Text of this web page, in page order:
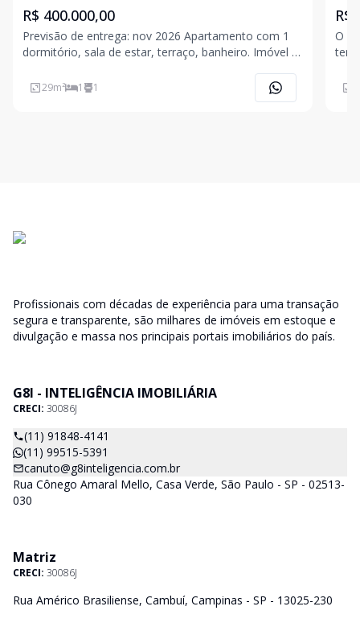
R$ 400.000,00
Previsão de entrega: nov 2026 Apartamento com 1
dormitório, sala de estar, terraço, banheiro. Imóvel já
com interessado
29m² 1 1
R$
O
tem
Profissionais com décadas de experiência para uma transação
segura e transparente, são milhares de imóveis em estoque e
divulgação e massa nos principais portais imobiliários do país.
G8I - INTELIGÊNCIA IMOBILIÁRIA
CRECI: 30086J
(11) 91848-4141
(11) 99515-5391
canuto@g8inteligencia.com.br
Rua Cônego Amaral Mello, Casa Verde, São Paulo - SP - 02513-
030
Matriz
CRECI: 30086J
Rua Américo Brasiliense, Cambuí, Campinas - SP - 13025-230